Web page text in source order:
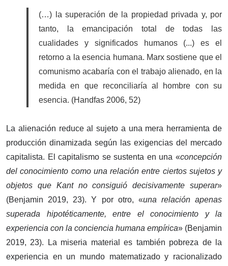
(…) la superación de la propiedad privada y, por
tanto, la emancipación total de todas las
cualidades y significados humanos (...) es el
retorno a la esencia humana. Marx sostiene que el
comunismo acabaría con el trabajo alienado, en la
medida en que reconciliaría al hombre con su
esencia. (Handfas 2006, 52)
La alienación reduce al sujeto a una mera herramienta de
producción dinamizada según las exigencias del mercado
capitalista. El capitalismo se sustenta en una «concepción
del conocimiento como una relación entre ciertos sujetos y
objetos que Kant no consiguió decisivamente superar»
(Benjamin 2019, 23). Y por otro, «una relación apenas
superada hipotéticamente, entre el conocimiento y la
experiencia con la conciencia humana empírica» (Benjamin
2019, 23). La miseria material es también pobreza de la
experiencia en un mundo matematizado y racionalizado